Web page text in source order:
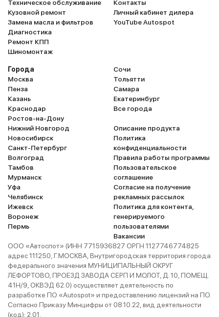
Техническое обслуживание
Кузовной ремонт
Замена масла и фильтров
Диагностика
Ремонт КПП
Шиномонтаж
Контакты
Личный кабинет дилера
YouTube Autospot
Города
Москва
Пенза
Казань
Краснодар
Ростов-на-Дону
Нижний Новгород
Новосибирск
Санкт-Петербург
Волгоград
Тамбов
Мурманск
Уфа
Челябинск
Ижевск
Воронеж
Пермь
Сочи
Тольятти
Самара
Екатеринбург
Все города
Описание продукта
Политика
конфиденциальности
Правила работы программы
Пользовательское
соглашение
Согласие на получение
рекламных рассылок
Политика для контента,
генерируемого
пользователями
Вакансии
ООО «Автоспот» (ИНН 7715936827 ОРГН 1127746774825
адрес 111250, Г.МОСКВА, Внутригородская территория города
федерального значения МУНИЦИПАЛЬНЫЙ ОКРУГ
ЛЕФОРТОВО, ПРОЕЗД ЗАВОДА СЕРП И МОЛОТ, Д. 10, ПОМЕЩ.
41Н/9, ОКВЭД 62.0) осуществляет деятельность по
разработке ПО «Autospot» и предоставлению лицензий на ПО.
Согласно Приказу Минцифры от 08.10.22, вид деятельности
(код): 2.01.